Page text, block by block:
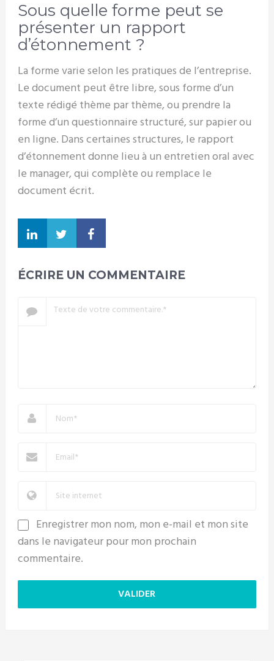
Sous quelle forme peut se
présenter un rapport
d’étonnement ?
La forme varie selon les pratiques de l’entreprise.
Le document peut être libre, sous forme d’un
texte rédigé thème par thème, ou prendre la
forme d’un questionnaire structuré, sur papier ou
en ligne. Dans certaines structures, le rapport
d’étonnement donne lieu à un entretien oral avec
le manager, qui complète ou remplace le
document écrit.
ÉCRIRE UN COMMENTAIRE
Enregistrer mon nom, mon e-mail et mon site
dans le navigateur pour mon prochain
commentaire.